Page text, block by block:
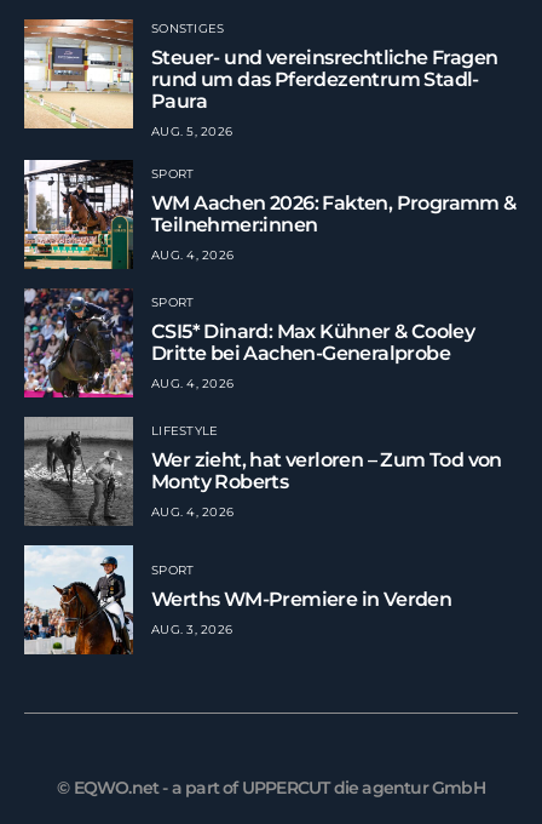
SONSTIGES
Steuer- und vereinsrechtliche Fragen
rund um das Pferdezentrum Stadl-
Paura
AUG. 5, 2026
SPORT
WM Aachen 2026: Fakten, Programm &
Teilnehmer:innen
AUG. 4, 2026
SPORT
CSI5* Dinard: Max Kühner & Cooley
Dritte bei Aachen-Generalprobe
AUG. 4, 2026
LIFESTYLE
Wer zieht, hat verloren – Zum Tod von
Monty Roberts
AUG. 4, 2026
SPORT
Werths WM-Premiere in Verden
AUG. 3, 2026
© EQWO.net - a part of UPPERCUT die agentur GmbH